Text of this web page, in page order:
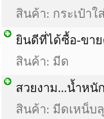
สินค้า: กระเป๋าใ
ยินดีที่ได้ซื้อ-ขา
สินค้า: มีด
สวยงาม...น้ำหนั
สินค้า: มีดเหน็บ